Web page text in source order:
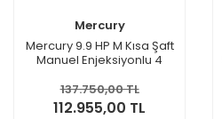
Mercury
Mercury 9.9 HP M Kısa Şaft
Manuel Enjeksiyonlu 4
137.750,00 TL
112.955,00 TL